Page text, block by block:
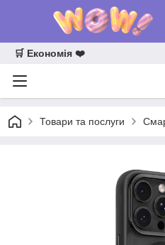
🛒 Економія ❤️
Товари та послуги